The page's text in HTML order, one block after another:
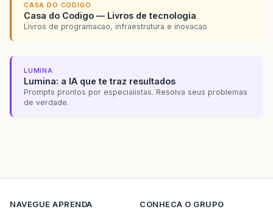
CASA DO CODIGO
Casa do Codigo — Livros de tecnologia
Livros de programacao, infraestrutura e inovacao
LUMINA
Lumina: a IA que te traz resultados
Prompts prontos por especialistas. Resolva seus problemas
de verdade.
NAVEGUE APRENDA
CONHECA O GRUPO